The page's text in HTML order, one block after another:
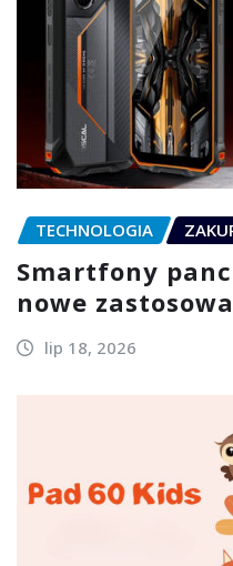
TECHNOLOGIA
Smartfony
nowe
lip 18, 2026